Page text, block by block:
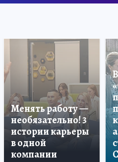
Менять работу —
необязательно! 3
истории карьеры
в одной
компании